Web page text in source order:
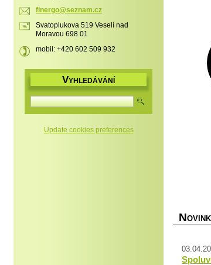
N
finergo@seznam.cz
Svatoplukova 519 Veselí nad
Moravou 698 01
mobil: +420 602 509 932
VYHLEDÁVÁNÍ
Update cookies preferences